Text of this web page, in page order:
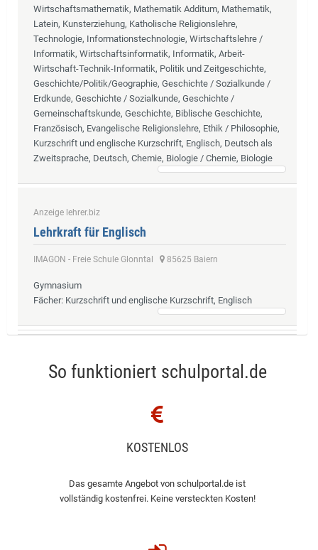
Wirtschaftsmathematik, Mathematik Additum, Mathematik,
Latein, Kunsterziehung, Katholische Religionslehre,
Technologie, Informationstechnologie, Wirtschaftslehre /
Informatik, Wirtschaftsinformatik, Informatik, Arbeit-
Wirtschaft-Technik-Informatik, Politik und Zeitgeschichte,
Geschichte/Politik/Geographie, Geschichte / Sozialkunde /
Erdkunde, Geschichte / Sozialkunde, Geschichte /
Gemeinschaftskunde, Geschichte, Biblische Geschichte,
Französisch, Evangelische Religionslehre, Ethik / Philosophie,
Kurzschrift und englische Kurzschrift, Englisch, Deutsch als
Zweitsprache, Deutsch, Chemie, Biologie / Chemie, Biologie
Anzeige lehrer.biz
Lehrkraft für Englisch
IMAGON - Freie Schule Glonntal 85625 Baiern
Gymnasium
Fächer: Kurzschrift und englische Kurzschrift, Englisch
So funktioniert schulportal.de
KOSTENLOS
Das gesamte Angebot von schulportal.de ist
vollständig kostenfrei. Keine versteckten Kosten!